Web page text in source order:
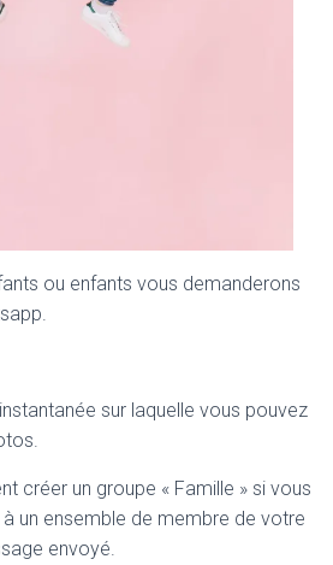
ou enfants vous demanderons
sur laquelle vous pouvez
créer un groupe « Famille » si vous
un ensemble de membre de votre
envoyé.